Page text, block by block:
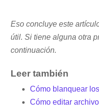
Eso concluye este
útil. Si tiene alguna otra
continuación.
Leer también
Cómo blanquear
Cómo editar